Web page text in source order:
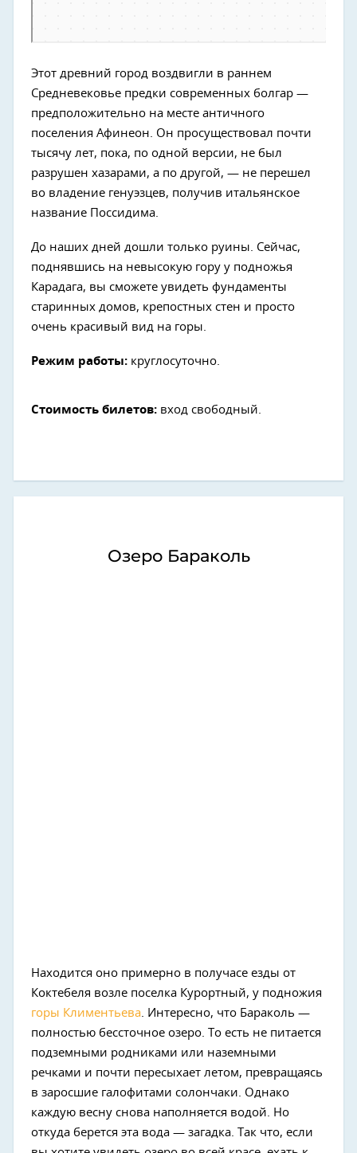
Этот древний город воздвигли в раннем
Средневековье предки современных болгар —
предположительно на месте античного
поселения Афинеон. Он просуществовал почти
тысячу лет, пока, по одной версии, не был
разрушен хазарами, а по другой, — не перешел
во владение генуэзцев, получив итальянское
название Поссидима.
До наших дней дошли только руины. Сейчас,
поднявшись на невысокую гору у подножья
Карадага, вы сможете увидеть фундаменты
старинных домов, крепостных стен и просто
очень красивый вид на горы.
Режим работы: круглосуточно.
Стоимость билетов: вход свободный.
Озеро Бараколь
Находится оно примерно в получасе езды от
Коктебеля возле поселка Курортный, у подножия
горы Климентьева. Интересно, что Бараколь —
полностью бессточное озеро. То есть не питается
подземными родниками или наземными
речками и почти пересыхает летом, превращаясь
в заросшие галофитами солончаки. Однако
каждую весну снова наполняется водой. Но
откуда берется эта вода — загадка. Так что, если